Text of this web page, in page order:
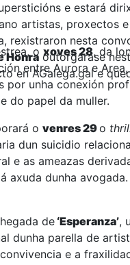
e estará
artistas, proxectos
rexistraron nesta
Honra outorgarase
en AGalega.gal e
o xoves 28, da
entre Aurora e
por unha conexión
do papel da muller.
o venres 29o
dun suicidio
e as ameazas
axuda dunha
de‘Esperanza’,
dunha parella de
e a